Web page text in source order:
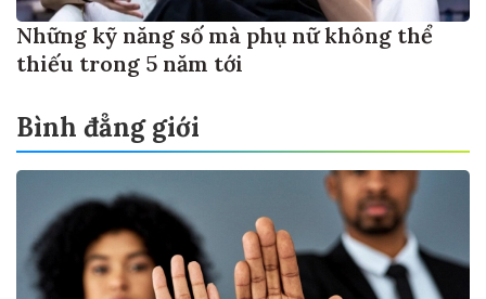
Những kỹ năng số mà phụ nữ không thể
thiếu trong 5 năm tới
Bình đẳng giới